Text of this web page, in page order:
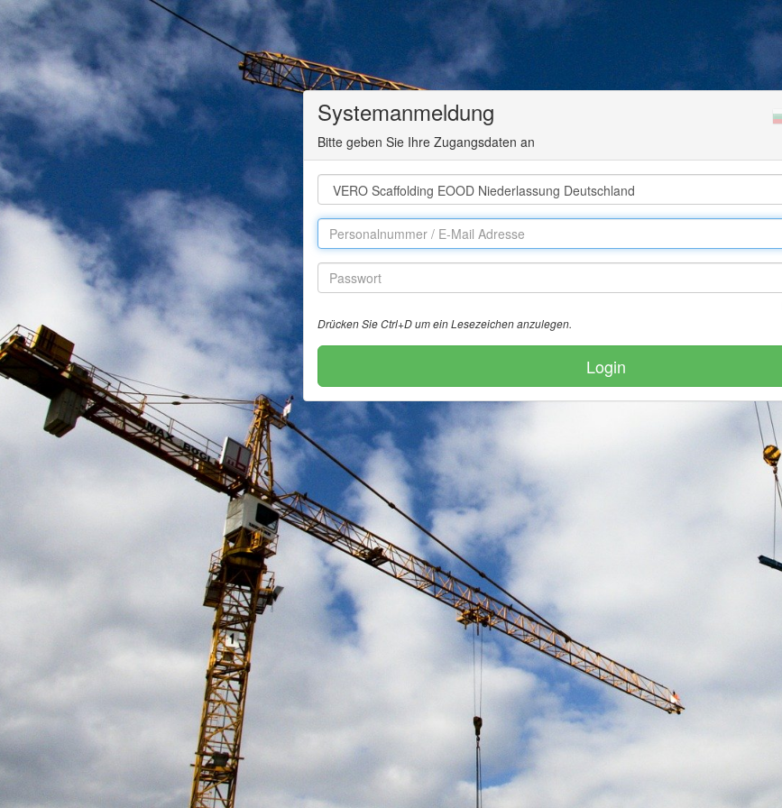
Systemanmeldung
Bitte geben Sie Ihre Zugangsdaten an
Drücken Sie Ctrl+D um ein Lesezeichen anzulegen.
Login